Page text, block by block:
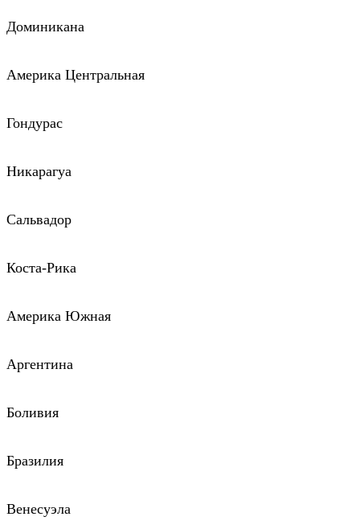
Доминикана
Америка Центральная
Гондурас
Никарагуа
Сальвадор
Коста-Рика
Америка Южная
Аргентина
Боливия
Бразилия
Венесуэла